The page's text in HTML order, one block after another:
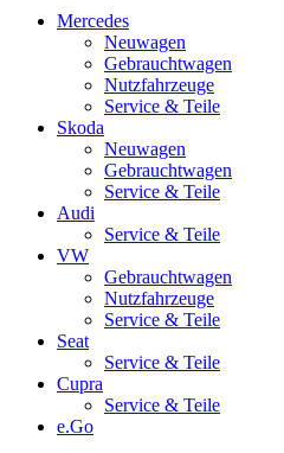
Mercedes
Neuwagen
Gebrauchtwagen
Nutzfahrzeuge
Service & Teile
Skoda
Neuwagen
Gebrauchtwagen
Service & Teile
Audi
Service & Teile
VW
Gebrauchtwagen
Nutzfahrzeuge
Service & Teile
Seat
Service & Teile
Cupra
Service & Teile
e.Go